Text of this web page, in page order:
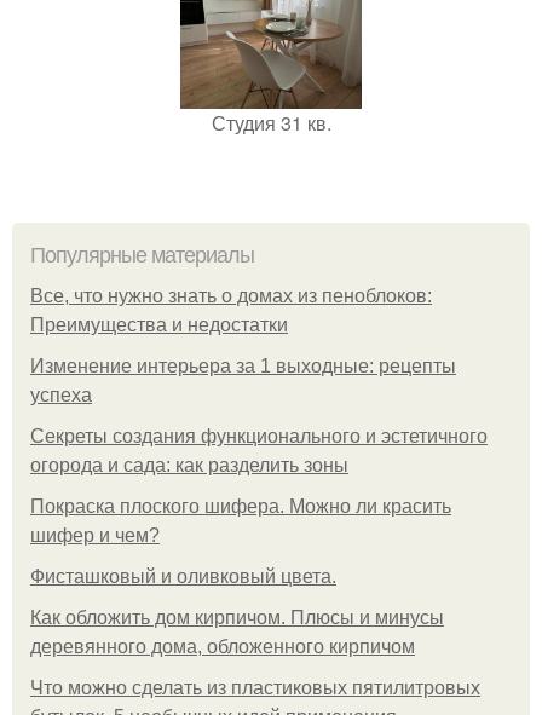
Студия 31 кв.
Популярные материалы
Все, что нужно знать о домах из пеноблоков:
Преимущества и недостатки
Изменение интерьера за 1 выходные: рецепты
успеха
Секреты создания функционального и эстетичного
огорода и сада: как разделить зоны
Покраска плоского шифера. Можно ли красить
шифер и чем?
Фисташковый и оливковый цвета.
Как обложить дом кирпичом. Плюсы и минусы
деревянного дома, обложенного кирпичом
Что можно сделать из пластиковых пятилитровых